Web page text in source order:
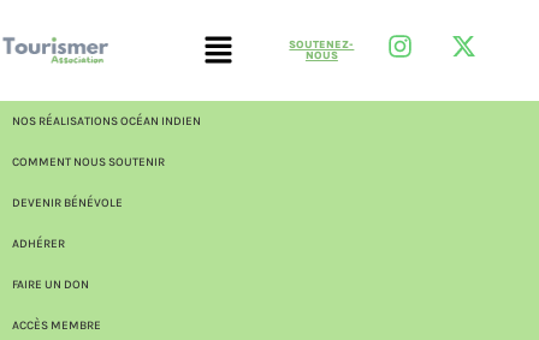
SOUTENEZ-
NOUS
NOS RÉALISATIONS OCÉAN INDIEN
COMMENT NOUS SOUTENIR
DEVENIR BÉNÉVOLE
ADHÉRER
FAIRE UN DON
ACCÈS MEMBRE